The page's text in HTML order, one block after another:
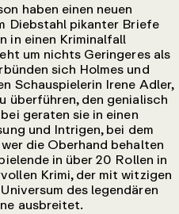
haben einen neuen
Diebstahl pikanter Briefe
in einen Kriminalfall
um nichts Geringeres als
sich Holmes und
Schauspielerin Irene Adler,
überführen, den genialisch
geraten sie in einen
und Intrigen, bei dem
die Oberhand behalten
in über 20 Rollen in
Krimi, der mit witzigen
des legendären
ausbreitet.